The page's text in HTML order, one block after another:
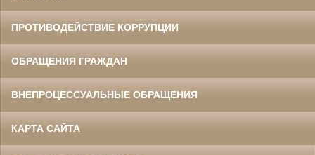
ПРОТИВОДЕЙСТВИЕ КОРРУПЦИИ
ОБРАЩЕНИЯ ГРАЖДАН
ВНЕПРОЦЕССУАЛЬНЫЕ ОБРАЩЕНИЯ
КАРТА САЙТА